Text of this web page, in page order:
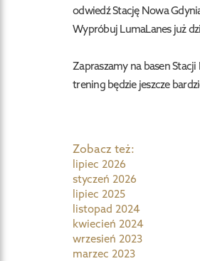
odwiedź Stację Nowa
Wypróbuj LumaLanes już
Zapraszamy na basen
trening będzie jeszcze
Zobacz też:
lipiec 2026
styczeń 2026
lipiec 2025
listopad 2024
kwiecień 2024
wrzesień 2023
marzec 2023